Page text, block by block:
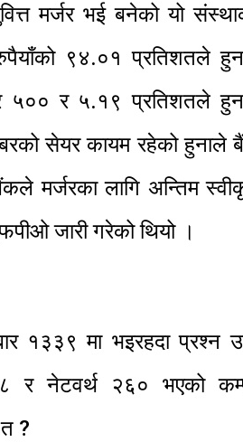
मर्जर भई बनेको यो
९४.०१ प्रतिशतले
५०० र ५.१९ प्रतिशतले
सेयर कायम रहेको हुनाले
मर्जरका लागि अन्तिम
जारी गरेको थियो ।
१३३९ मा भइरहदा प्रश्न
र नेटवर्थ २६० भएको
?